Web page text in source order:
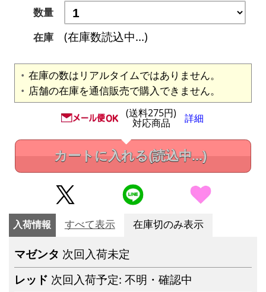
数量
在庫
(在庫数読込中...)
在庫の数はリアルタイムではありません。
店舗の在庫を通信販売で購入できません。
(送料275円)
対応商品 詳細
カートに入れる(読込中...)
入荷情報 すべて表示 在庫切のみ表示
マゼンタ 次回入荷未定
レッド 次回入荷予定: 不明・確認中